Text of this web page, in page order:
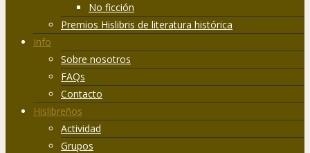
No ficción
Premios Hislibris de literatura histórica
Info
Sobre nosotros
FAQs
Contacto
Hislibreños
Actividad
Grupos